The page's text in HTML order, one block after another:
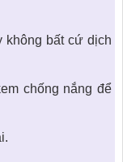
không bất cứ dịch
chống nắng để